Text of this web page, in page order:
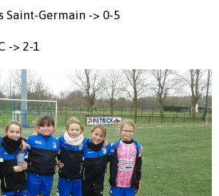
Saint-Germain -> 0-5
-> 2-1